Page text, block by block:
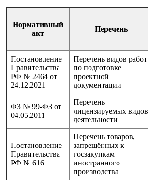
Нормативный
акт
Перечень
Постановление
Правительства
РФ № 2464 от
24.12.2021
Перечень видов работ
по подготовке
проектной
документации
ФЗ № 99-ФЗ от
04.05.2011
Перечень
лицензируемых видов
деятельности
Постановление
Правительства
РФ № 616
Перечень товаров,
запрещённых к
госзакупкам
иностранного
производства